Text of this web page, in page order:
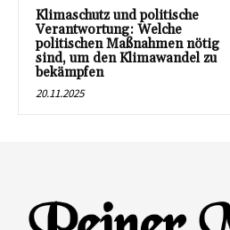
Klimaschutz und politische
Verantwortung: Welche
politischen Maßnahmen nötig
sind, um den Klimawandel zu
bekämpfen
20.11.2025